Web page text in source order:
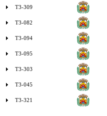
T3-309
T3-082
T3-094
T3-095
T3-303
T3-045
T3-321